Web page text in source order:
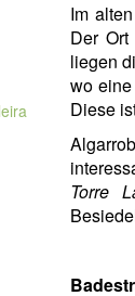
Im
Der
liegen
wo
Diese
Torre